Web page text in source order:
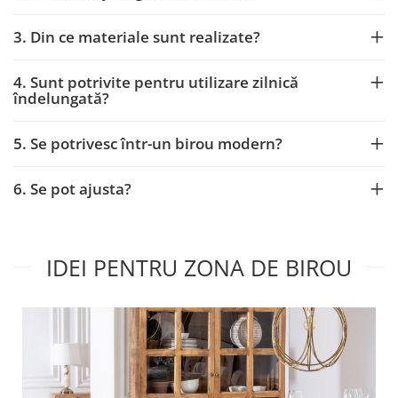
3. Din ce materiale sunt realizate?
4. Sunt potrivite pentru utilizare zilnică
îndelungată?
5. Se potrivesc într-un birou modern?
6. Se pot ajusta?
IDEI PENTRU ZONA DE BIROU